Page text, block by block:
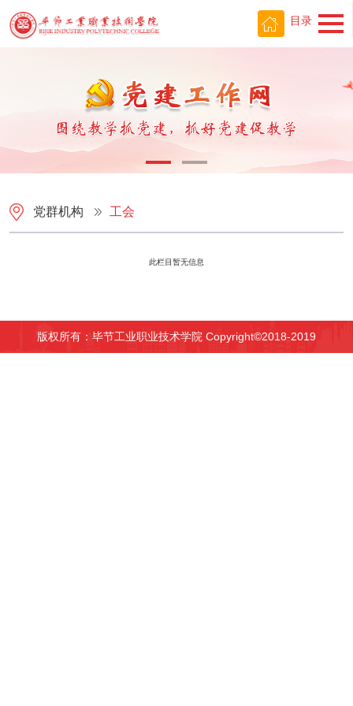
目录
党群机构 工会
此栏目暂无信息
版权所有：毕节工业职业技术学院 Copyright©2018-2019